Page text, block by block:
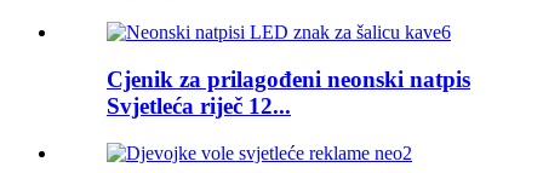
Cjenik za prilagođeni neonski natpis
Svjetleća riječ 12...